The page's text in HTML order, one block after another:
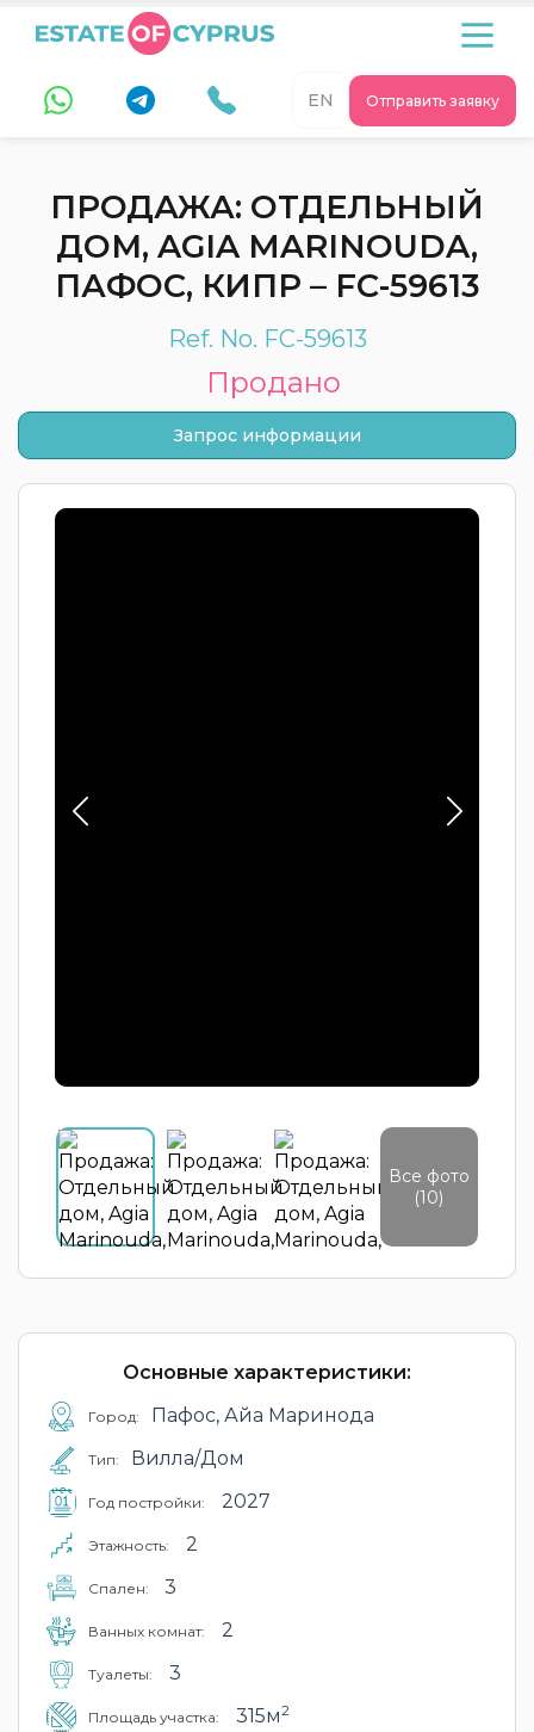
Отправить заявку
EN
ПРОДАЖА: ОТДЕЛЬНЫЙ
ДОМ, AGIA MARINOUDA,
ПАФОС, КИПР – FC-59613
Ref. No. FC-59613
Продано
Запрос информации
Все фото
(10)
Основные характеристики:
Город: Пафос, Айа Маринода
Тип: Вилла/Дом
Год постройки: 2027
Этажность: 2
Cпален: 3
Ванных комнат: 2
Туалеты: 3
Площадь участка: 315м2